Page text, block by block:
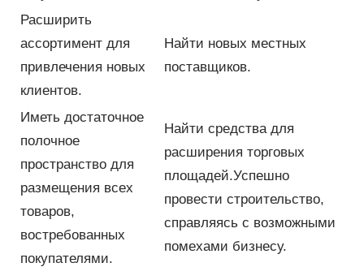
Расширить
ассортимент для
привлечения новых
клиентов.
Найти новых местных
поставщиков.
Иметь достаточное
полочное
пространство для
размещения всех
товаров,
востребованных
покупателями.
Найти средства для
расширения торговых
площадей.Успешно
провести строительство,
справляясь с возможными
помехами бизнесу.